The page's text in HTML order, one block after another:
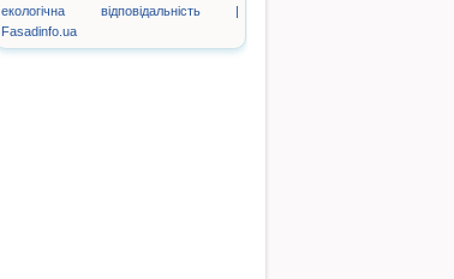
екологічна відповідальність |
Fasadinfo.ua